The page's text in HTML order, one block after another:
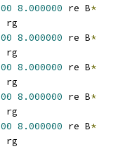
8.000000 re B*
rg
8.000000 re B*
rg
8.000000 re B*
rg
8.000000 re B*
rg
8.000000 re B*
rg